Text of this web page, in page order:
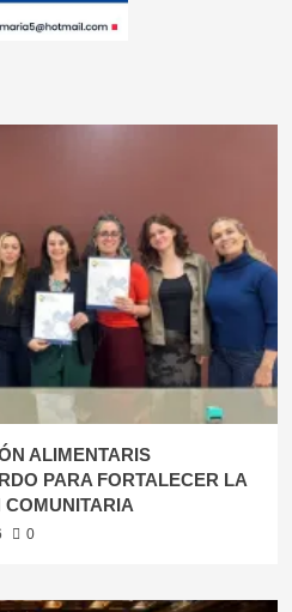
ALIMENTARIS
PARA FORTALECER LA
0